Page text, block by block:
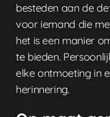
besteden aan de
voor iemand die
het is een manier
te bieden.
elke ontmoeting in
herinnering.